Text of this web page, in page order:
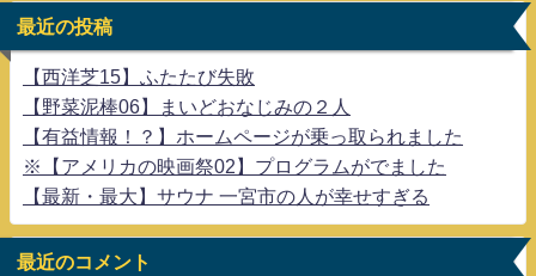
最近の投稿
【西洋芝15】ふたたび失敗
【野菜泥棒06】まいどおなじみの２人
【有益情報！？】ホームページが乗っ取られました
※【アメリカの映画祭02】プログラムがでました
【最新・最大】サウナ 一宮市の人が幸せすぎる
最近のコメント